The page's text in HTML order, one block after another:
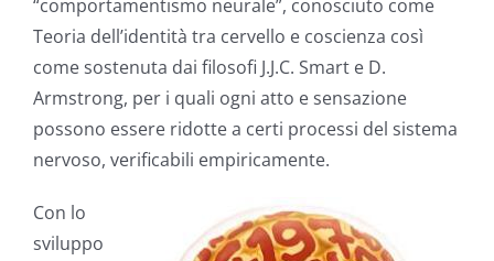
“comportamentismo neurale”, conosciuto come
Teoria dell’identità tra cervello e coscienza così
come sostenuta dai filosofi J.J.C. Smart e D.
Armstrong, per i quali ogni atto e sensazione
possono essere ridotte a certi processi del sistema
nervoso, verificabili empiricamente.
Con lo
sviluppo